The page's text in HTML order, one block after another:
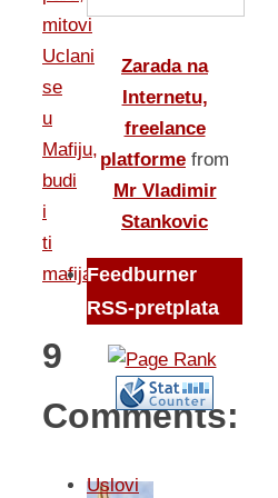
mitovi
Uclani
se
u
Mafiju,
budi
i
ti
mafijas
9
Comments:
Zarada na
Internetu,
freelance
platforme from
Mr Vladimir
Stankovic
Feedburner
RSS-pretplata
Uslovi